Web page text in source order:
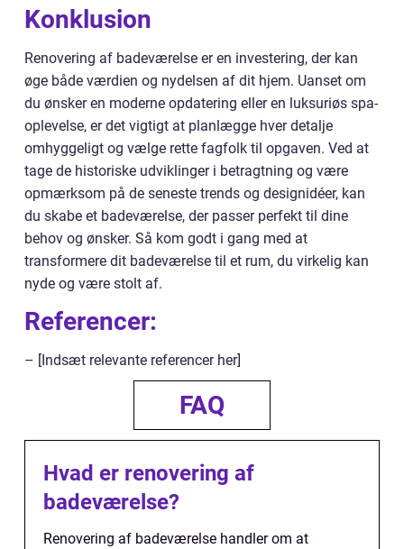
Konklusion
Renovering af badeværelse er en investering, der kan
øge både værdien og nydelsen af dit hjem. Uanset om
du ønsker en moderne opdatering eller en luksuriøs spa-
oplevelse, er det vigtigt at planlægge hver detalje
omhyggeligt og vælge rette fagfolk til opgaven. Ved at
tage de historiske udviklinger i betragtning og være
opmærksom på de seneste trends og designidéer, kan
du skabe et badeværelse, der passer perfekt til dine
behov og ønsker. Så kom godt i gang med at
transformere dit badeværelse til et rum, du virkelig kan
nyde og være stolt af.
Referencer:
– [Indsæt relevante referencer her]
FAQ
Hvad er renovering af
badeværelse?
Renovering af badeværelse handler om at